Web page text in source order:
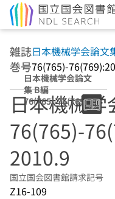
雑誌日本機械学会論文
巻号76(765)-
日本機械学会論文
集 B編
76(765)-76(769):
2010.5-2010.9
日本機械
76(765)-
2010.9
国立国会図書館請求記号
Z16-109